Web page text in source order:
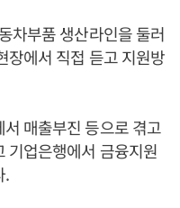
차부품 생산라인을 둘러
장에서 직접 듣고 지원방
매출부진 등으로 겪고
기업은행에서 금융지원
.